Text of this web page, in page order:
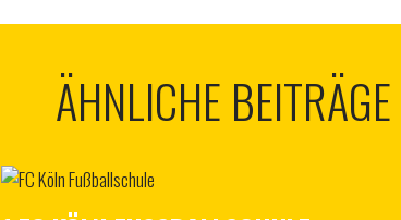
ÄHNLICHE BEITRÄGE